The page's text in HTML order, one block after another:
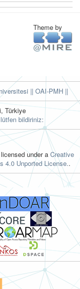
Theme by
|| OAI-PMH ||
Türkiye
bildiriniz:
under a Creative
4.0 Unported License..